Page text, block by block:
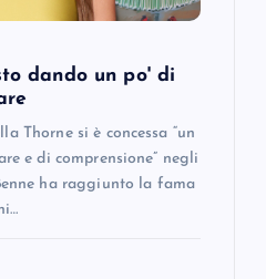
dando un po' di
Thorne si è concessa “un
e di comprensione” negli
ha raggiunto la fama